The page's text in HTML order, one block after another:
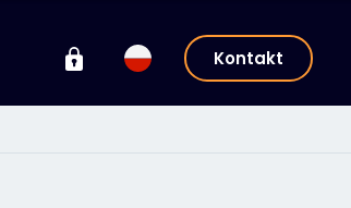
Kontakt